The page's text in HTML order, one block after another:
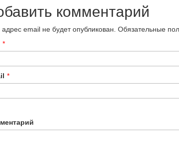
комментарий
email не будет опубликован. Обязательные
*
*